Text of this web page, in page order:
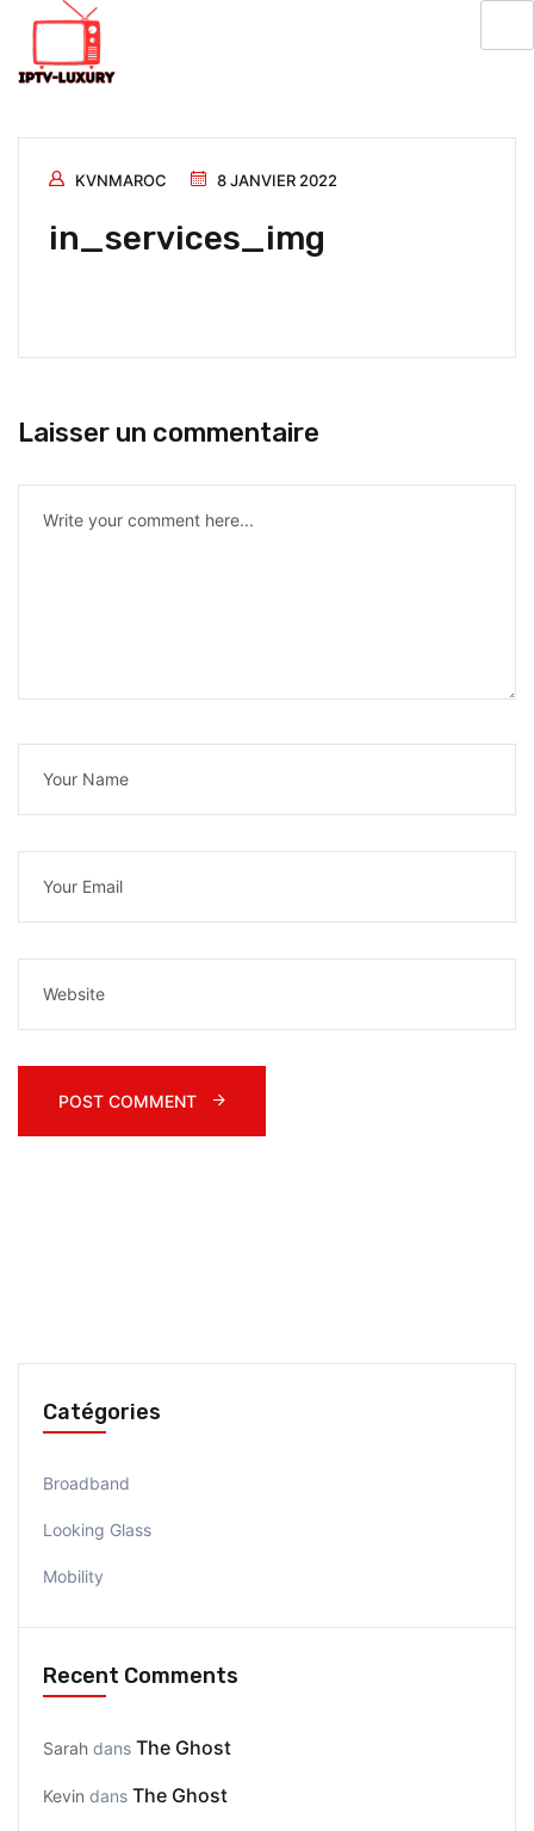
KVNMAROC 8 JANVIER 2022
in_services_img
Laisser un commentaire
Catégories
Broadband
Looking Glass
Mobility
Recent Comments
Sarah dans The Ghost
Kevin dans The Ghost